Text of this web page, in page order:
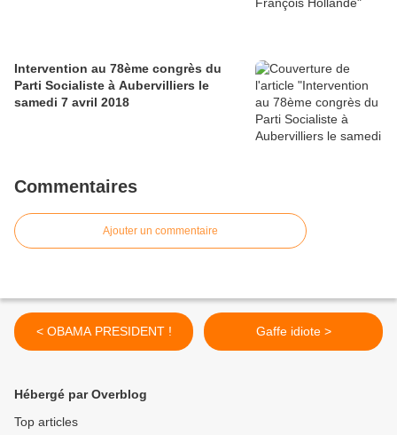
Intervention au 78ème congrès du
Parti Socialiste à Aubervilliers le
samedi 7 avril 2018
Commentaires
Ajouter un commentaire
< OBAMA PRESIDENT ! Gaffe idiote >
Hébergé par Overblog
Top articles